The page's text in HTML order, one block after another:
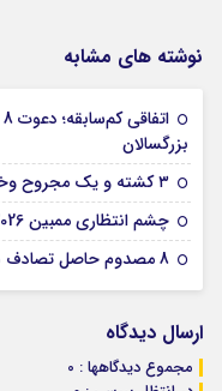
نوشته های مشابه
بزرگسالان
۳ کشته و یک مجروح وخیم حاصل تصادف شبانه در ایذه
چشم انتظاری ممبین 2026 | عکاس: وحید اورکی
8 مصدوم حاصل تصادف در جاده سوسن
ارسال دیدگاه
مجموع دیدگاهها : 0